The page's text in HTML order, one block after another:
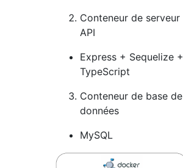
Conteneur de serveur
API
Express + Sequelize +
TypeScript
Conteneur de base de
données
MySQL